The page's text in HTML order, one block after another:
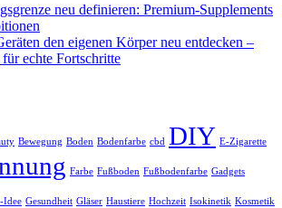
neu definieren: Premium-Supplements
den eigenen Körper neu entdecken –
echte Fortschritte
Bewegung Boden Bodenfarbe cbd DIY E-Zigarette
Farbe Fußboden Fußbodenfarbe Gadgets
Idee Gesundheit Gläser Haustiere Hochzeit Isokinetik Kosmetik